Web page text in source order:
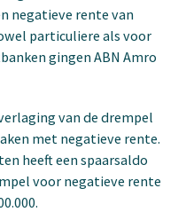
negatieve rente van
particuliere als voor
gingen ABN Amro
van de drempel
met negatieve rente.
heeft een spaarsaldo
voor negatieve rente